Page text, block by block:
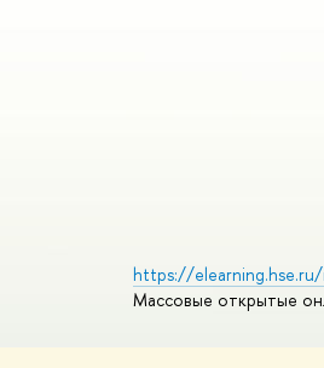
https://
Массовые открытые